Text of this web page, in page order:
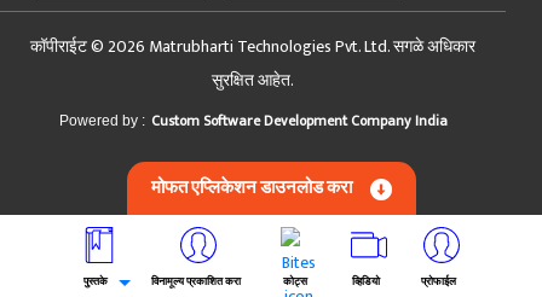
कॉपीराईट © 2026 Matrubharti Technologies Pvt. Ltd. सगळे अधिकार
सुरक्षित आहेत.
Powered by : Custom Software Development Company India
मोफत एप्लिकेशन डाउनलोड करा
पुस्तके विनामूल्य प्रकाशित करा कोट्स व्हिडियो प्रोफाईल